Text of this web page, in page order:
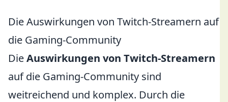
Die Auswirkungen von Twitch-Streamern auf
die Gaming-Community
DieAuswirkungen von Twitch-Streamern
auf die Gaming-Community sind
weitreichend und komplex. Durch die